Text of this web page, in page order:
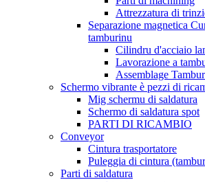
Attrezzatura di
Separazione magnetica
tamburinu
Cilindru d'acciaio
Lavorazione a
Assemblage
Schermo vibrante è pezzi di
Mig schermu di saldatura
Schermo di saldatura spot
PARTI DI RICAMBIO
Conveyor
Cintura trasportatore
Puleggia di cintura
Parti di saldatura